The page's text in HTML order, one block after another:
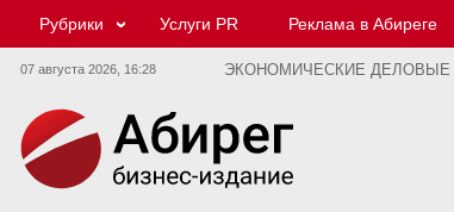
Рубрики Услуги PR Реклама в Абиреге
07 августа 2026, 16:28 ЭКОНОМИЧЕСКИЕ ДЕЛОВЫЕ